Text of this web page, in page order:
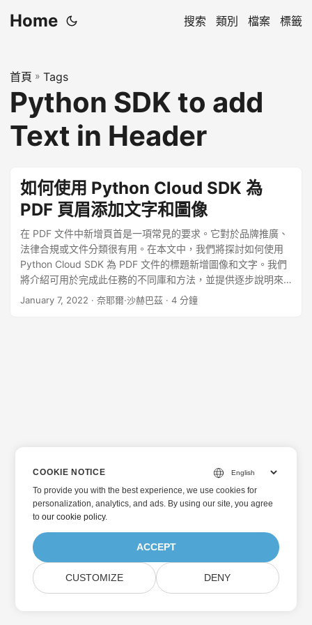
Home 搜索 類別 檔案 標籤
首頁 » Tags
Python SDK to add
Text in Header
如何使用 Python Cloud SDK 為
PDF 頁眉添加文字和圖像
在 PDF 文件中新增頁首是一項常見的要求。它對於品牌推廣、
法律合規或文件分類很有用。在本文中，我們將探討如何使用
Python Cloud SDK 為 PDF 文件的標題新增圖像和文字。我們
將介紹可用於完成此任務的不同庫和方法，並提供逐步說明來
幫助您入門。無論您是初學者還是經驗豐富的 Python 開發人
January 7, 2022 · 奈耶爾·沙赫巴茲 · 4 分鐘
COOKIE NOTICE
To provide you with the best experience, we use cookies for
personalization, analytics, and ads. By using our site, you agree
toour cookie policy.
ACCEPT
CUSTOMIZE DENY